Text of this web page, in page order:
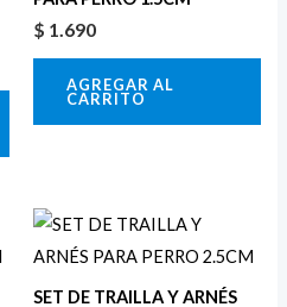
$ 1.690
AGREGAR AL
CARRITO
SET DE TRAILLA Y ARNÉS